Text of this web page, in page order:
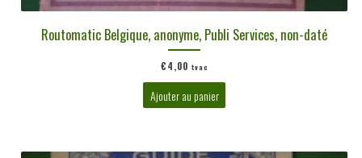
Routomatic Belgique, anonyme, Publi Services, non-daté
€4,00 tvac
Ajouter au panier